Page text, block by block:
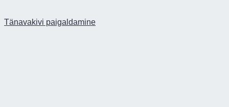
Tänavakivi paigaldamine